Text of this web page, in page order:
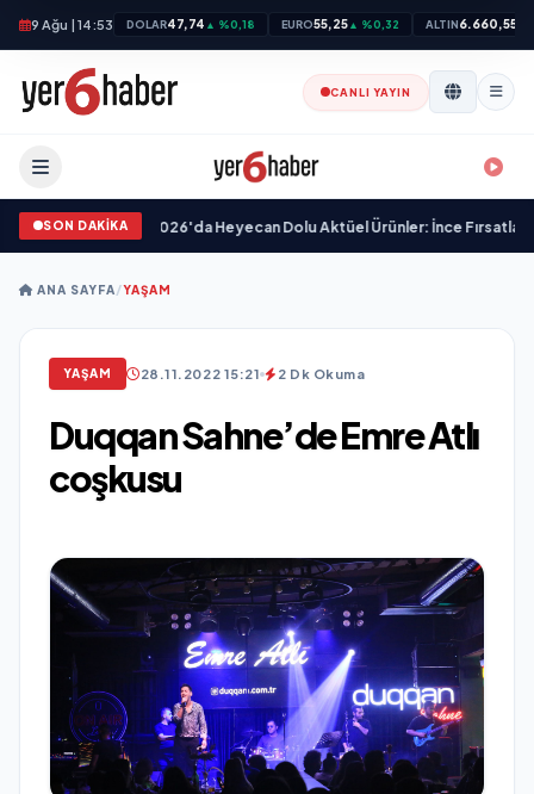
9 Ağu | 14:53 DOLAR47,74 ▲ %0,18 EURO55,25▲ %0,32 ALTIN6.660,55
CANLI YAYIN
SON DAKİKA
18 Haziran 2026'da Heyecan Dolu Aktüel Ürünler: İnce Fırsatlar ve
ANA SAYFA/YAŞAM
YAŞAM 28.11.2022 15:21 2 Dk Okuma
Duqqan Sahne’de Emre Atlı
coşkusu